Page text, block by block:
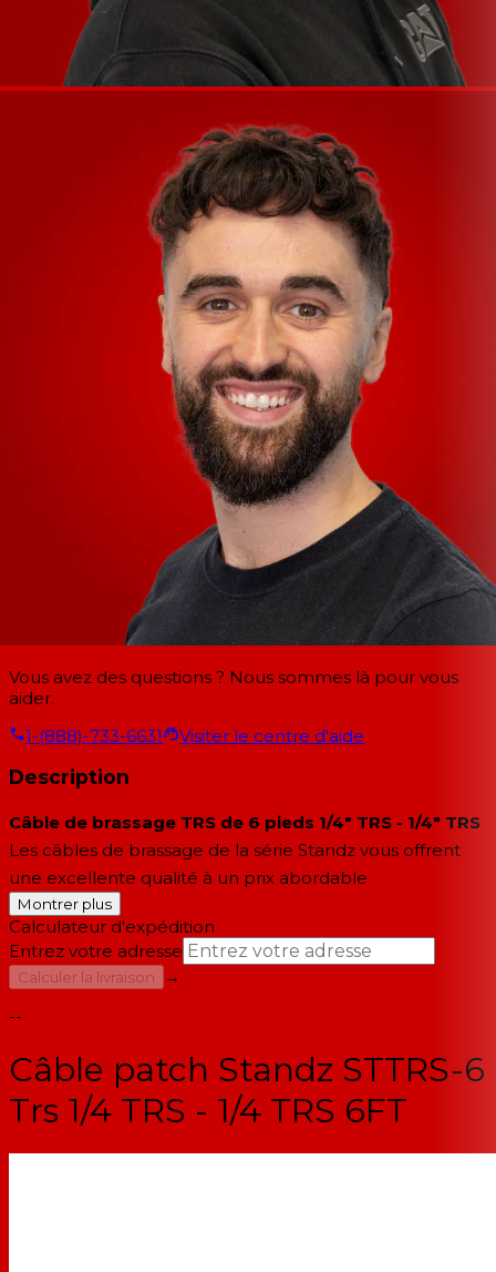
Vous avez des questions ? Nous sommes là pour vous
aider.
1-(888)-733-6631
Visiter le centre d'aide
Description
Câble de brassage TRS de 6 pieds 1/4" TRS - 1/4" TRS
Les câbles de brassage de la série Standz vous offrent
une excellente qualité à un prix abordable
Montrer plus
Calculateur d'expédition
Entrez votre adresse
Calculer la livraison
→
--
Câble patch Standz STTRS-6
Trs 1/4 TRS - 1/4 TRS 6FT